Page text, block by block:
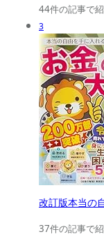
44件の記事で
3
改訂版本当の
37件の記事で